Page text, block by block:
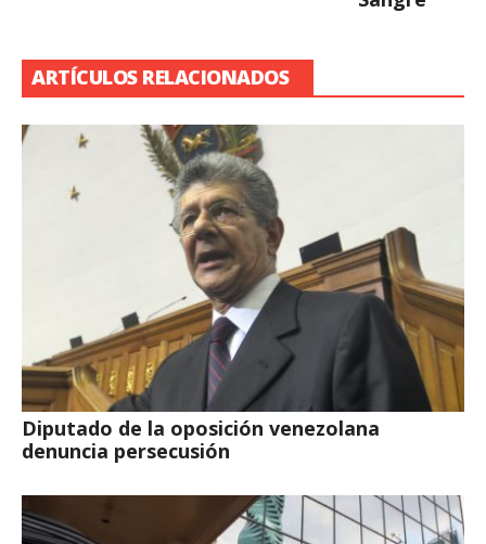
ARTÍCULOS RELACIONADOS
Diputado de la oposición venezolana
denuncia persecusión